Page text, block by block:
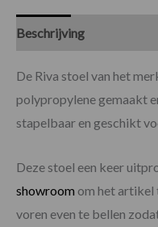
Beschrijving
De Riva stoel van het
polypropylene gemaakt
stapelbaar en geschikt
Deze stoel een keer
showroom om het artikel
voren even te bellen